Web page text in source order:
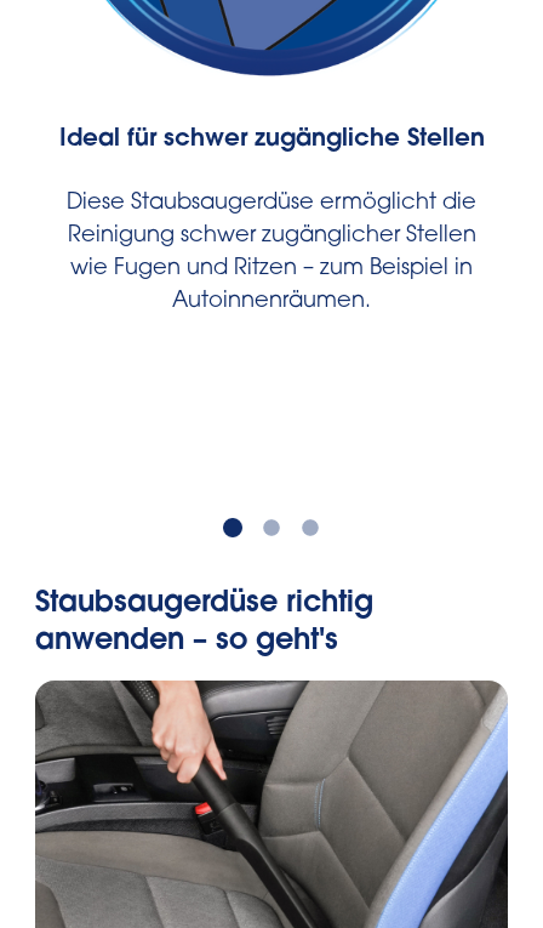
Ideal für schwer zugängliche Stellen
Diese Staubsaugerdüse ermöglicht die
Reinigung schwer zugänglicher Stellen
wie Fugen und Ritzen – zum Beispiel in
Autoinnenräumen.
Staubsaugerdüse richtig
anwenden – so geht's